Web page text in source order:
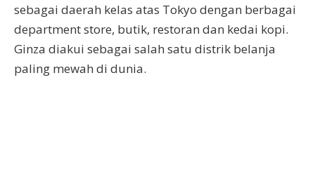
sebagai daerah kelas atas Tokyo dengan berbagai
department store, butik, restoran dan kedai kopi.
Ginza diakui sebagai salah satu distrik belanja
paling mewah di dunia.